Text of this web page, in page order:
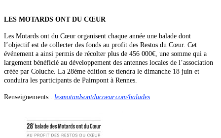
LES MOTARDS ONT DU CŒUR
Les Motards ont du Cœur organisent chaque année une balade dont
l’objectif est de collecter des fonds au profit des Restos du Cœur. Cet
événement a ainsi permis de récolter plus de 456 000€, une somme qui a
largement bénéficié au développement des antennes locales de l’association
créée par Coluche. La 28ème édition se tiendra le dimanche 18 juin et
conduira les participants de Paimpont à Rennes.
Renseignements : lesmotardsontducoeur.com/balades